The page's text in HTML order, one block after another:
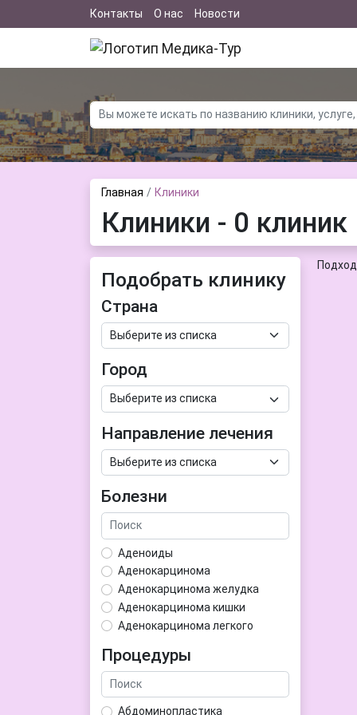
Контакты О нас Новости
Главная Клиники
Клиники - 0 клиник
Подобрать клинику
Страна
Город
Направление лечения
Болезни
Аденоиды
Аденокарцинома
Аденокарцинома желудка
Аденокарцинома кишки
Аденокарцинома легкого
Аденома гипофиза
Аденома простаты
Аденома щитовидной железы
Процедуры
Абдоминопластика